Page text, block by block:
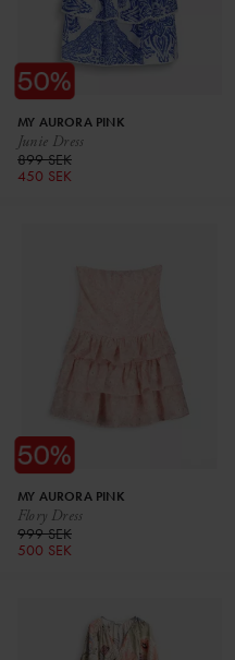
Junie Dress
MY AURORA PINK
899 SEK
450 SEK
Flory Dress
MY AURORA PINK
999 SEK
500 SEK